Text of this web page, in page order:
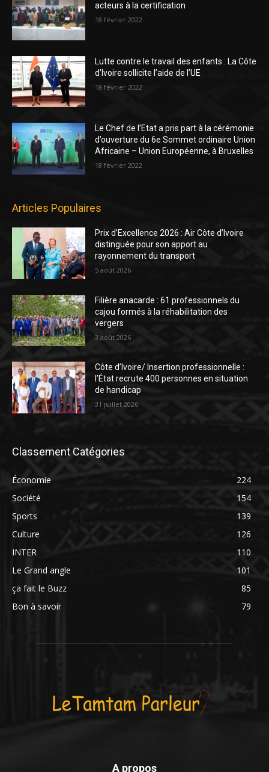
acteurs à la certification
18 février 2022
Lutte contre le travail des enfants : La Côte
d’Ivoire sollicite l’aide de l’UE
18 février 2022
Le Chef de l’Etat a pris part à la cérémonie
d’ouverture du 6e Sommet ordinaire Union
Africaine – Union Européenne, à Bruxelles
18 février 2022
Articles Populaires
Prix d’Excellence 2026 : Air Côte d’Ivoire
distinguée pour son apport au
rayonnement du transport
5 août 2026
Filière anacarde : 61 professionnels du
cajou formés à la réhabilitation des
vergers
3 août 2026
Côte d’Ivoire/ Insertion professionnelle :
l’État recrute 400 personnes en situation
de handicap
31 juillet 2026
Classement Catégories
Économie
224
Société
154
Sports
139
Culture
126
INTER
110
Le Grand angle
101
ça fait le Buzz
85
Bon à savoir
79
A propos